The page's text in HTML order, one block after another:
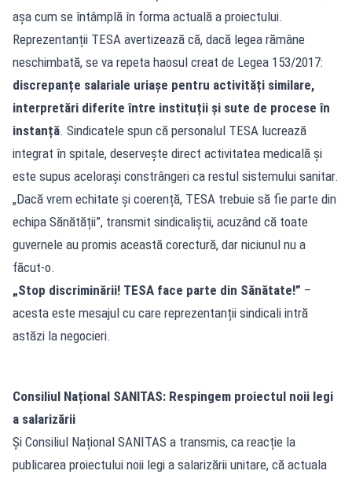
așa cum se întâmplă în forma actuală a proiectului.
Reprezentanții TESA avertizează că, dacă legea rămâne
neschimbată, se va repeta haosul creat de Legea 153/2017:
discrepanțe salariale uriașe pentru activități similare,
interpretări diferite între instituții și sute de procese în
instanță. Sindicatele spun că personalul TESA lucrează
integrat în spitale, deservește direct activitatea medicală și
este supus acelorași constrângeri ca restul sistemului sanitar.
„Dacă vrem echitate și coerență, TESA trebuie să fie parte din
echipa Sănătății”, transmit sindicaliștii, acuzând că toate
guvernele au promis această corectură, dar niciunul nu a
făcut-o.
„Stop discriminării! TESA face parte din Sănătate!” –
acesta este mesajul cu care reprezentanții sindicali intră
astăzi la negocieri.
Consiliul Național SANITAS: Respingem proiectul noii legi
a salarizării
Și Consiliul Național SANITAS a transmis, ca reacție la
publicarea proiectului noii legi a salarizării unitare, că actuala